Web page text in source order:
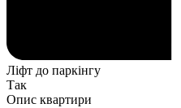
Ліфт до паркінгу
Так
Опис квартири